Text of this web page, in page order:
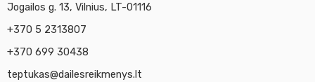
Jogailos g. 13, Vilnius, LT-01116
+370 5 2313807
+370 699 30438
teptukas@dailesreikmenys.lt